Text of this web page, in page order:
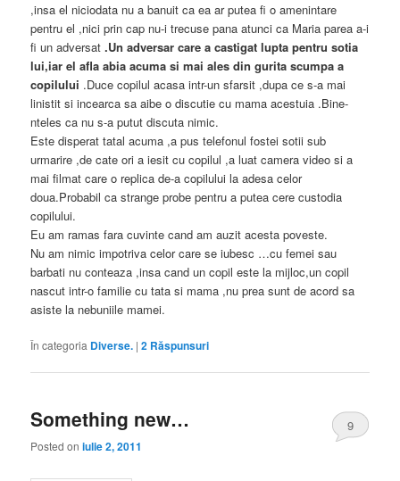
,insa el niciodata nu a banuit ca ea ar putea fi o amenintare
pentru el ,nici prin cap nu-i trecuse pana atunci ca Maria parea a-i
fi un adversat.Un adversar care a castigat lupta pentru sotia
lui,iar el afla abia acuma si mai ales din gurita scumpa a
copilului .Duce copilul acasa intr-un sfarsit ,dupa ce s-a mai
linistit si incearca sa aibe o discutie cu mama acestuia .Bine-
nteles ca nu s-a putut discuta nimic.
Este disperat tatal acuma ,a pus telefonul fostei sotii sub
urmarire ,de cate ori a iesit cu copilul ,a luat camera video si a
mai filmat care o replica de-a copilului la adesa celor
doua.Probabil ca strange probe pentru a putea cere custodia
copilului.
Eu am ramas fara cuvinte cand am auzit acesta poveste.
Nu am nimic impotriva celor care se iubesc …cu femei sau
barbati nu conteaza ,insa cand un copil este la mijloc,un copil
nascut intr-o familie cu tata si mama ,nu prea sunt de acord sa
asiste la nebuniile mamei.
În categoria Diverse. |2 Răspunsuri
Something new…
Posted oniulie 2, 2011
9